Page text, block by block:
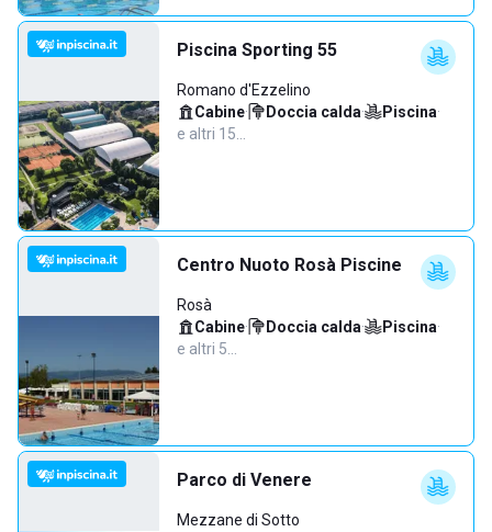
Piscina Sporting 55
Romano d'Ezzelino
Cabine· Doccia calda· Piscina·
e altri 15…
Centro Nuoto Rosà Piscine
Rosà
Cabine· Doccia calda· Piscina·
e altri 5…
Parco di Venere
Mezzane di Sotto